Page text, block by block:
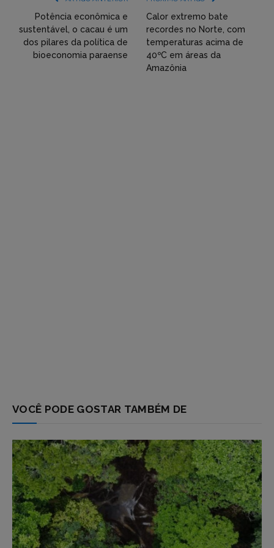
Twitter,
Flickr
etc)
Potência econômica e
sustentável, o cacau é um
dos pilares da política de
bioeconomia paraense
Calor extremo bate
recordes no Norte, com
temperaturas acima de
40ºC em áreas da
Amazônia
VOCÊ PODE GOSTAR TAMBÉM DE